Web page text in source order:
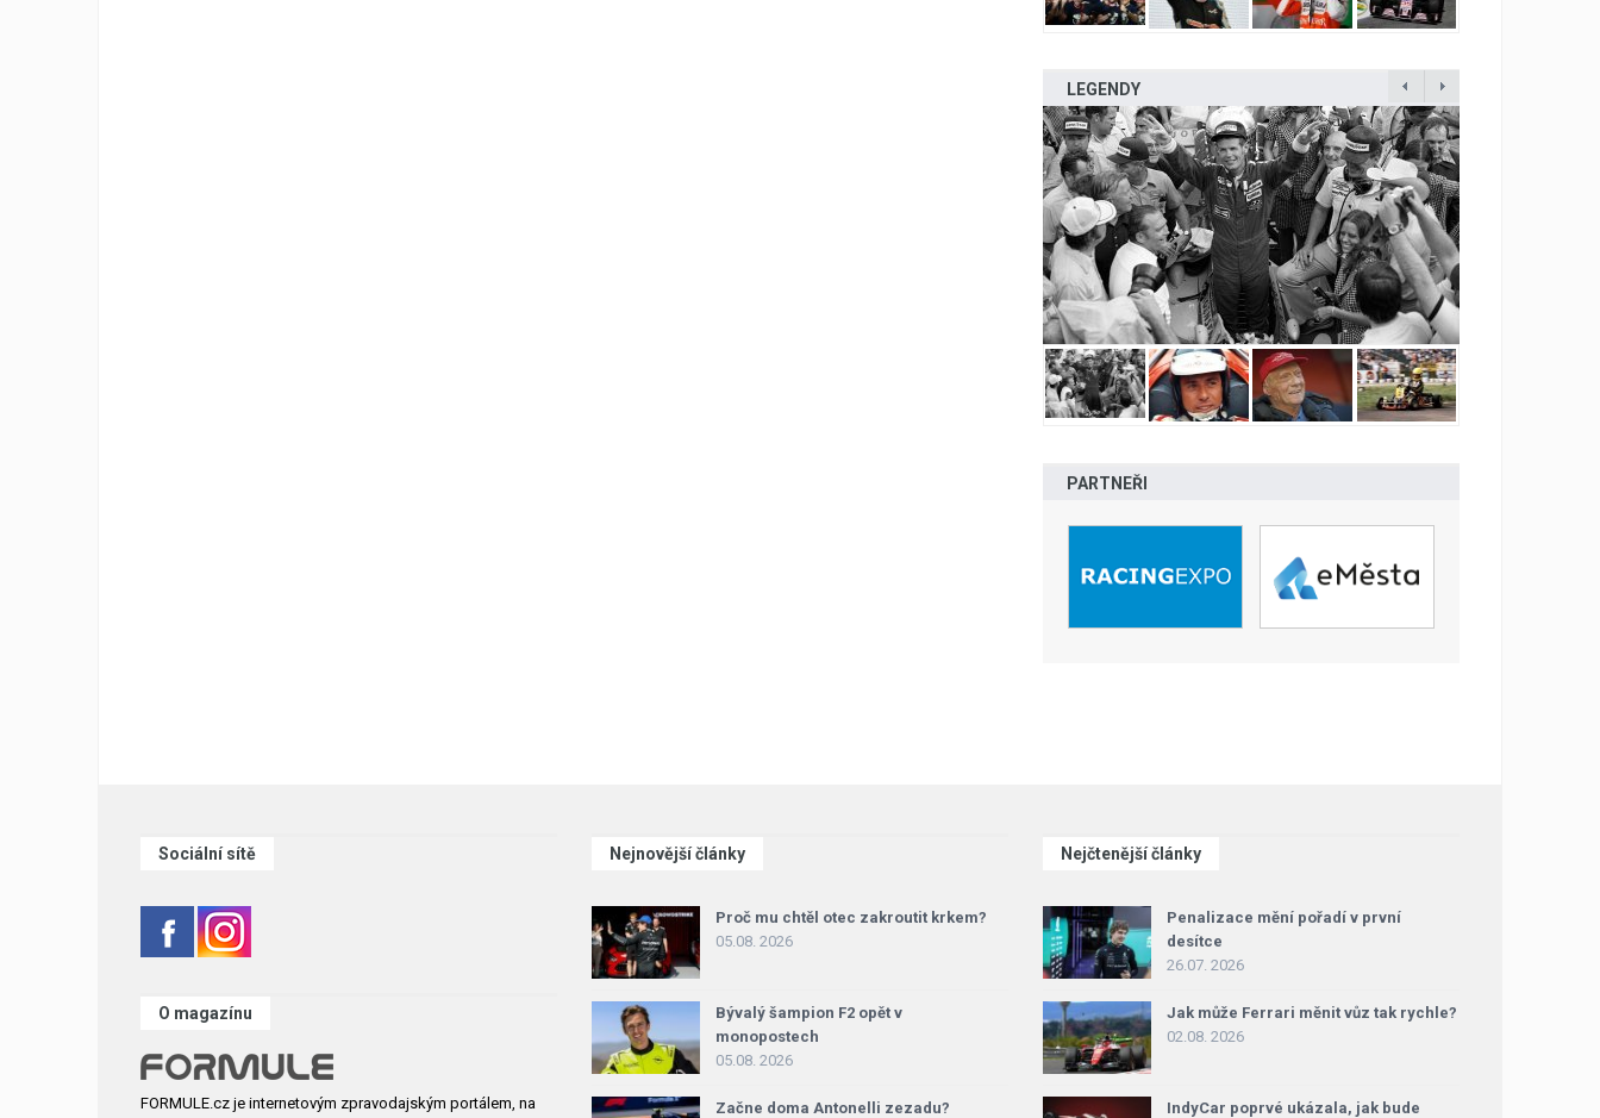
LEGENDY
PARTNEŘI
Sociální sítě
O magazínu
FORMULE.cz je internetovým zpravodajským portálem, na
Nejnovější články
Proč mu chtěl otec zakroutit krkem?
05.08. 2026
Bývalý šampion F2 opět v
monopostech
05.08. 2026
Začne doma Antonelli zezadu?
Nejčtenější články
Penalizace mění pořadí v první
desítce
26.07. 2026
Jak může Ferrari měnit vůz tak rychle?
02.08. 2026
IndyCar poprvé ukázala, jak bude